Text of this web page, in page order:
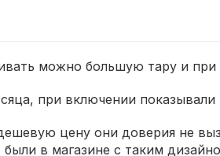
можно большую тару и при
при включении
цену они доверия не
в магазине с таким